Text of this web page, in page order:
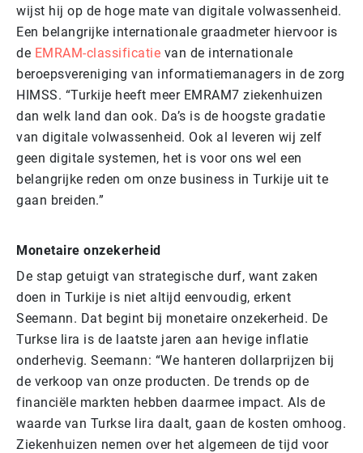
wijst hij op de hoge mate van digitale volwassenheid.
Een belangrijke internationale graadmeter hiervoor is
de EMRAM-classificatie van de internationale
beroepsvereniging van informatiemanagers in de zorg
HIMSS. “Turkije heeft meer EMRAM7 ziekenhuizen
dan welk land dan ook. Da’s is de hoogste gradatie
van digitale volwassenheid. Ook al leveren wij zelf
geen digitale systemen, het is voor ons wel een
belangrijke reden om onze business in Turkije uit te
gaan breiden.”
Monetaire onzekerheid
De stap getuigt van strategische durf, want zaken
doen in Turkije is niet altijd eenvoudig, erkent
Seemann. Dat begint bij monetaire onzekerheid. De
Turkse lira is de laatste jaren aan hevige inflatie
onderhevig. Seemann: “We hanteren dollarprijzen bij
de verkoop van onze producten. De trends op de
financiële markten hebben daarmee impact. Als de
waarde van Turkse lira daalt, gaan de kosten omhoog.
Ziekenhuizen nemen over het algemeen de tijd voor